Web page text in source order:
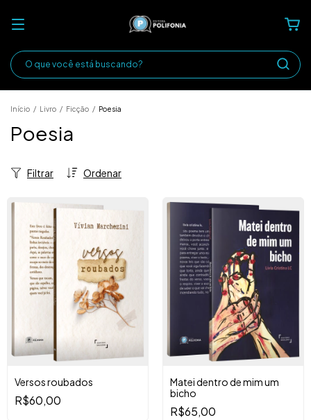
Início / Livro / Ficção / Poesia
Poesia
Ordenar
Filtrar
Versos roubados
R$60,00
Matei dentro de mim um
bicho
R$65,00